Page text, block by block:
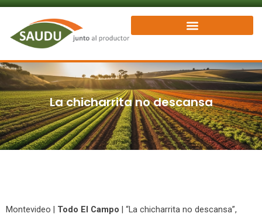
Ir
contenido
La chicharrita no descansa
Montevideo | Todo El Campo | “La chicharrita no descansa”,